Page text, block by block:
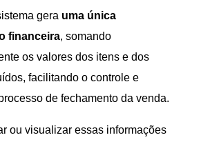
gera uma única
financeira, somando
os valores dos itens e dos
facilitando o controle e
de fechamento da venda.
ou visualizar essas informações